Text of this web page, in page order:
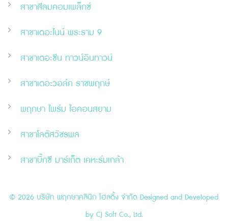
สาขาสีลมคอมเพล็กซ์
สาขาเดอะไนน์ พระราม 9
สาขาเดอะซีน ทาวน์อินทาวน์
สาขาเดอะวอล์ค ราชพฤกษ์
พฤกษา ไพร์ม ไอคอนสยาม
สาขาโลตัสวัชรพล
สาขาบิ๊กซี มาร์เก็ต เคหะร่มเกล้า
© 2026 บริษัท พฤกษาคลินิก โฮลดิ้ง จำกัด Designed and Developed
by CJ Soft Co., Ltd.